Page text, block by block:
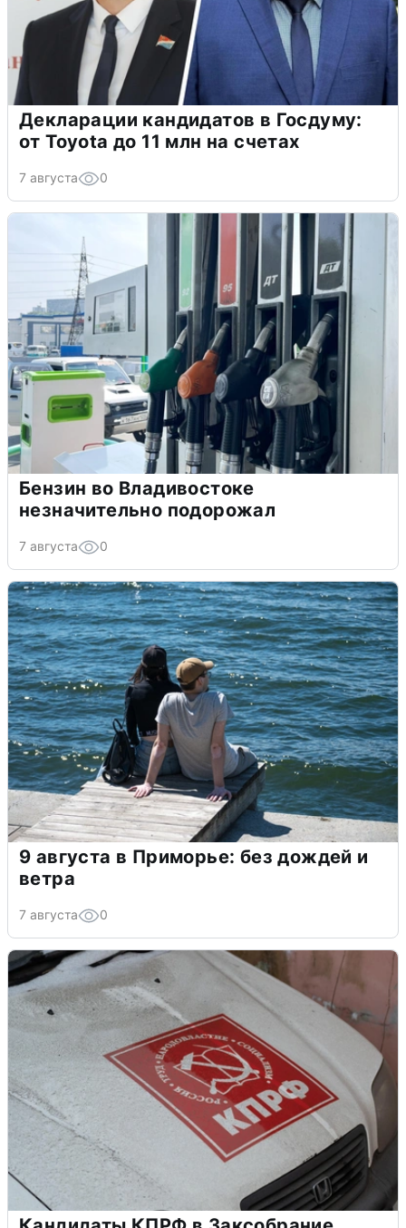
Декларации кандидатов в Госдуму:
от Toyota до 11 млн на счетах
7 августа 0
Бензин во Владивостоке
незначительно подорожал
7 августа 0
9 августа в Приморье: без дождей и
ветра
7 августа 0